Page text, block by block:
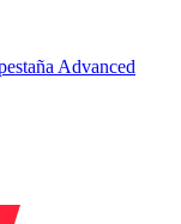
Advanced